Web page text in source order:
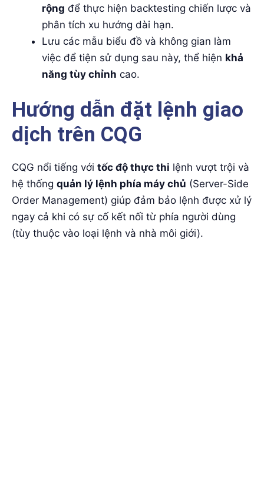
rộng để thực hiện backtesting chiến lược và
phân tích xu hướng dài hạn.
Lưu các mẫu biểu đồ và không gian làm
việc để tiện sử dụng sau này, thể hiện khả
năng tùy chỉnh cao.
Hướng dẫn đặt lệnh giao
dịch trên CQG
CQG nổi tiếng với tốc độ thực thi lệnh vượt trội và
hệ thống quản lý lệnh phía máy chủ (Server-Side
Order Management) giúp đảm bảo lệnh được xử lý
ngay cả khi có sự cố kết nối từ phía người dùng
(tùy thuộc vào loại lệnh và nhà môi giới).